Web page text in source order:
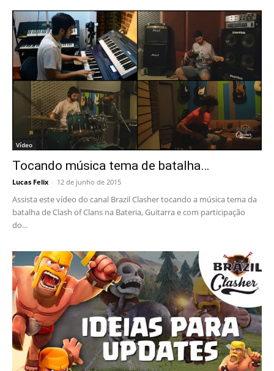
Vídeo
Tocando música tema de batalha…
Lucas Felix - 12 de junho de 2015
Assista este vídeo do canal Brazil Clasher tocando a música tema da
batalha de Clash of Clans na Bateria, Guitarra e com participação
do...